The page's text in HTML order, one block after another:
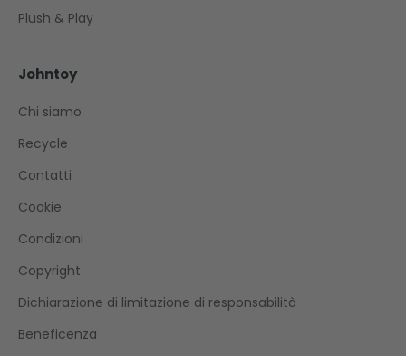
Plush & Play
Johntoy
Chi siamo
Recycle
Contatti
Cookie
Condizioni
Copyright
Dichiarazione di limitazione di responsabilità
Beneficenza